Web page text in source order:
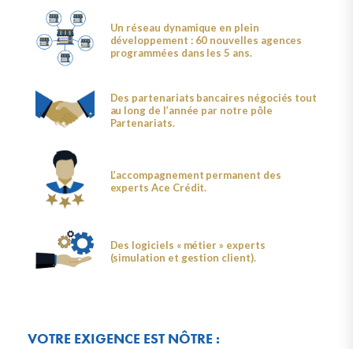
Un réseau dynamique en plein
développement : 60 nouvelles agences
programmées dans les 5 ans.
Des partenariats bancaires négociés tout
au long de l’année par notre pôle
Partenariats.
L’accompagnement permanent des
experts Ace Crédit.
Des logiciels « métier » experts
(simulation et gestion client).
VOTRE EXIGENCE EST NÔTRE :